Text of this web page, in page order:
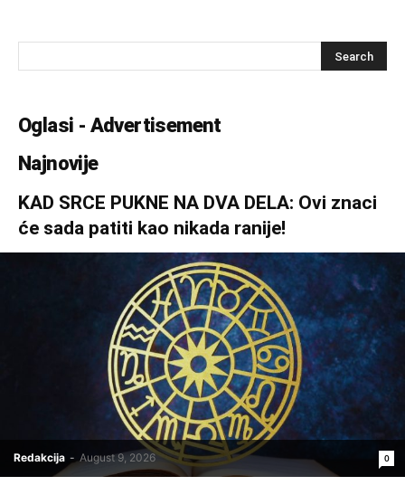
Oglasi - Advertisement
Najnovije
KAD SRCE PUKNE NA DVA DELA: Ovi znaci
će sada patiti kao nikada ranije!
Redakcija - August 9, 2026 0